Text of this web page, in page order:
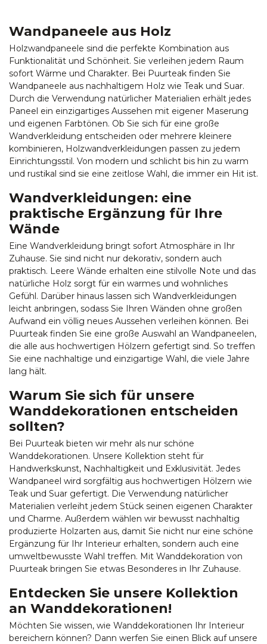
Wandpaneele aus Holz
Holzwandpaneele sind die perfekte Kombination aus
Funktionalität und Schönheit. Sie verleihen jedem Raum
sofort Wärme und Charakter. Bei Puurteak finden Sie
Wandpaneele aus nachhaltigem Holz wie Teak und Suar.
Durch die Verwendung natürlicher Materialien erhält jedes
Paneel ein einzigartiges Aussehen mit eigener Maserung
und eigenen Farbtönen. Ob Sie sich für eine große
Wandverkleidung entscheiden oder mehrere kleinere
kombinieren, Holzwandverkleidungen passen zu jedem
Einrichtungsstil. Von modern und schlicht bis hin zu warm
und rustikal sind sie eine zeitlose Wahl, die immer ein Hit ist.
Wandverkleidungen: eine
praktische Ergänzung für Ihre
Wände
Eine Wandverkleidung bringt sofort Atmosphäre in Ihr
Zuhause. Sie sind nicht nur dekorativ, sondern auch
praktisch. Leere Wände erhalten eine stilvolle Note und das
natürliche Holz sorgt für ein warmes und wohnliches
Gefühl. Darüber hinaus lassen sich Wandverkleidungen
leicht anbringen, sodass Sie Ihren Wänden ohne großen
Aufwand ein völlig neues Aussehen verleihen können. Bei
Puurteak finden Sie eine große Auswahl an Wandpaneelen,
die alle aus hochwertigen Hölzern gefertigt sind. So treffen
Sie eine nachhaltige und einzigartige Wahl, die viele Jahre
lang hält.
Warum Sie sich für unsere
Wanddekorationen entscheiden
sollten?
Bei Puurteak bieten wir mehr als nur schöne
Wanddekorationen. Unsere Kollektion steht für
Handwerkskunst, Nachhaltigkeit und Exklusivität. Jedes
Wandpaneel wird sorgfältig aus hochwertigen Hölzern wie
Teak und Suar gefertigt. Die Verwendung natürlicher
Materialien verleiht jedem Stück seinen eigenen Charakter
und Charme. Außerdem wählen wir bewusst nachhaltig
produzierte Holzarten aus, damit Sie nicht nur eine schöne
Ergänzung für Ihr Interieur erhalten, sondern auch eine
umweltbewusste Wahl treffen. Mit Wanddekoration von
Puurteak bringen Sie etwas Besonderes in Ihr Zuhause.
Entdecken Sie unsere Kollektion
an Wanddekorationen!
Möchten Sie wissen, wie Wanddekorationen Ihr Interieur
bereichern können? Dann werfen Sie einen Blick auf unsere